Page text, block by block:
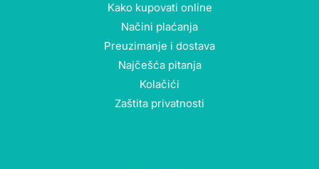
Kako kupovati online
Načini plaćanja
Preuzimanje i dostava
Najčešća pitanja
Kolačići
Zaštita privatnosti